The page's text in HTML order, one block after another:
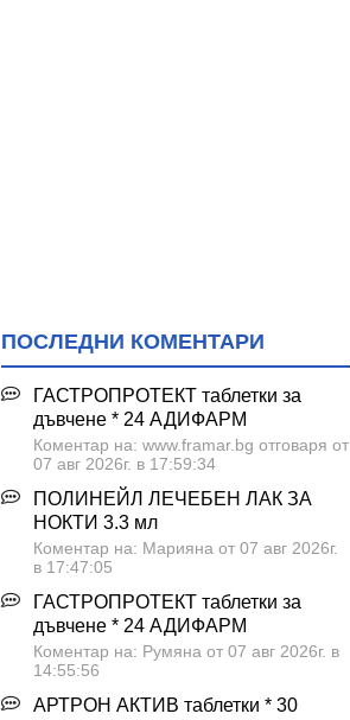
ПОСЛЕДНИ КОМЕНТАРИ
ГАСТРОПРОТЕКТ таблетки за
дъвчене * 24 АДИФАРМ
Коментар на: www.framar.bg отговаря от
07 авг 2026г. в 17:59:34
ПОЛИНЕЙЛ ЛЕЧЕБЕН ЛАК ЗА
НОКТИ 3.3 мл
Коментар на: Марияна от 07 авг 2026г.
в 17:47:05
ГАСТРОПРОТЕКТ таблетки за
дъвчене * 24 АДИФАРМ
Коментар на: Румяна от 07 авг 2026г. в
14:55:56
АРТРОН АКТИВ таблетки * 30